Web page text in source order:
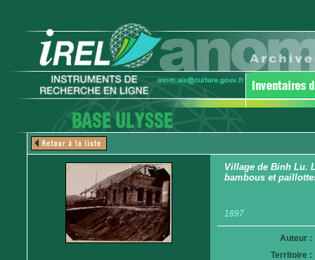
Village de Binh Lu.
bambous et
1897
Auteur :
Territoire :